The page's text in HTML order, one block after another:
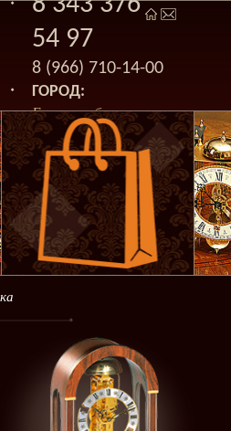
54 97
8 (966) 710-14-00
ГОРОД:
Екатеринбург